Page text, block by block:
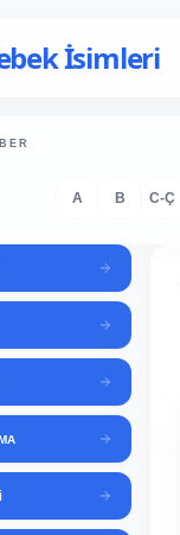
İsimleri
A B C-Ç